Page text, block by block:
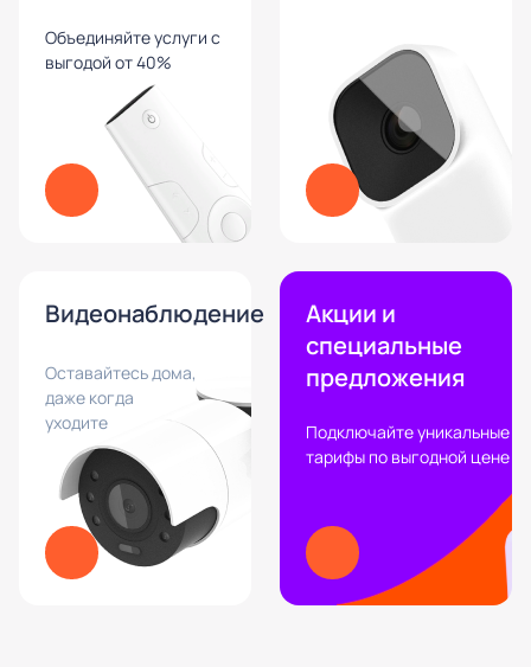
Объединяйте услуги с
выгодой от 40%
Видеонаблюдение
Оставайтесь дома,
даже когда
уходите
Акции и
специальные
предложения
Подключайте уникальные
тарифы по выгодной цене